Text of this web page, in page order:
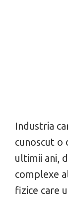
Industria
cunoscut o
ultimii ani,
complexe
fizice care